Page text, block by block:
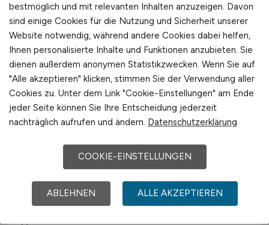
vor 4 Tagen
Stuttgart, München, Hamburg, Berlin, Frankfurt
Bereichsleiter Produktion
Biopharma
(m/w/d)
bestmöglich und mit relevanten Inhalten anzuzeigen. Davon
sind einige Cookies für die Nutzung und Sicherheit unserer
Website notwendig, während andere Cookies dabei helfen,
Ihnen personalisierte Inhalte und Funktionen anzubieten. Sie
dienen außerdem anonymen Statistikzwecken. Wenn Sie auf
"Alle akzeptieren" klicken, stimmen Sie der Verwendung aller
Cookies zu. Unter dem Link "Cookie-Einstellungen" am Ende
jeder Seite können Sie Ihre Entscheidung jederzeit
nachträglich aufrufen und ändern. Datenschutzerklärung
COOKIE-EINSTELLUNGEN
ABLEHNEN ALLE AKZEPTIEREN